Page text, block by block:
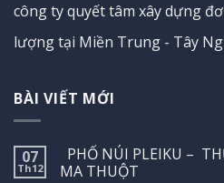
công ty quyết tâm xây dựng
lượng tại Miền Trung - Tây
BÀI VIẾT MỚI
07
Th12
PHỐ NÚI PLEIKU –
MA THUỘT